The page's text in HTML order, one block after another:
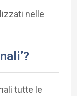
nelle
tutte le